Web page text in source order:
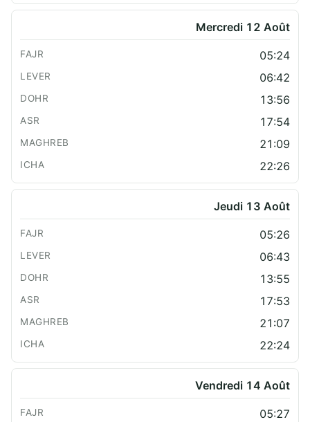
Mercredi 12 Août
05:24
06:42
13:56
17:54
21:09
22:26
Jeudi 13 Août
05:26
06:43
13:55
17:53
21:07
22:24
Vendredi 14 Août
05:27